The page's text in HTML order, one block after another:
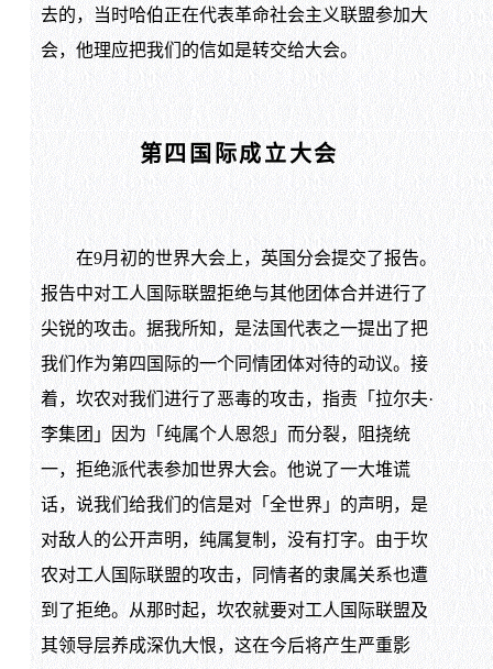
去的，当时哈伯正在代表革命社会主义联盟参加大
会，他理应把我们的信如是转交给大会。
第四国际成立大会
在9月初的世界大会上，英国分会提交了报告。
报告中对工人国际联盟拒绝与其他团体合并进行了
尖锐的攻击。据我所知，是法国代表之一提出了把
我们作为第四国际的一个同情团体对待的动议。接
着，坎农对我们进行了恶毒的攻击，指责「拉尔夫·
李集团」因为「纯属个人恩怨」而分裂，阻挠统
一，拒绝派代表参加世界大会。他说了一大堆谎
话，说我们给我们的信是对「全世界」的声明，是
对敌人的公开声明，纯属复制，没有打字。由于坎
农对工人国际联盟的攻击，同情者的隶属关系也遭
到了拒绝。从那时起，坎农就要对工人国际联盟及
其领导层养成深仇大恨，这在今后将产生严重影